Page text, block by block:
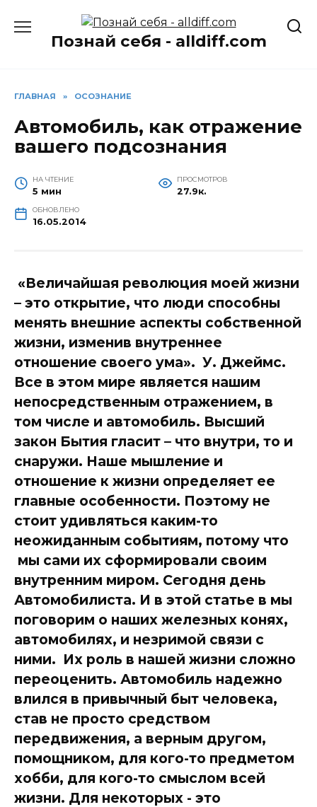
содержаниюПознай себя - alldiff.com
ГЛАВНАЯ » ОСОЗНАНИЕ
Автомобиль, как отражение
вашего подсознания
НА ЧТЕНИЕ
5 мин
ПРОСМОТРОВ
27.9к.
ОБНОВЛЕНО
16.05.2014
«Величайшая революция моей жизни
– это открытие, что люди способны
менять внешние аспекты собственной
жизни, изменив внутреннее
отношение своего ума». У. Джеймс.
Все в этом мире является нашим
непосредственным отражением, в
том числе и автомобиль. Высший
закон Бытия гласит – что внутри, то и
снаружи. Наше мышление и
отношение к жизни определяет ее
главные особенности. Поэтому не
стоит удивляться каким-то
неожиданным событиям, потому что
мы сами их сформировали своим
внутренним миром. Сегодня день
Автомобилиста. И в этой статье в мы
поговорим о наших железных конях,
автомобилях, и незримой связи с
ними. Их роль в нашей жизни сложно
переоценить. Автомобиль надежно
влился в привычный быт человека,
став не просто средством
передвижения, а верным другом,
помощником, для кого-то предметом
хобби, для кого-то смыслом всей
жизни. Для некоторых - это